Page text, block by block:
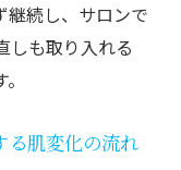
継続し、サロンで
しも取り入れる
る肌変化の流れ